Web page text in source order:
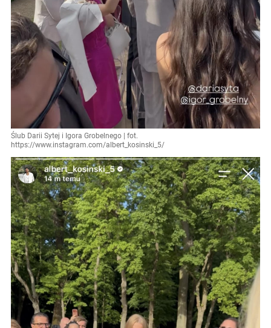
Ślub Darii Sytej i Igora Grobelnego | fot.
https://www.instagram.com/albert_kosinski_5/